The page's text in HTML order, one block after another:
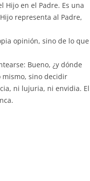
Hijo en el Padre. Es una
representa al Padre,
opinión, sino de lo que
Bueno, ¿y dónde
mismo, sino decidir
ni lujuria, ni envidia. El